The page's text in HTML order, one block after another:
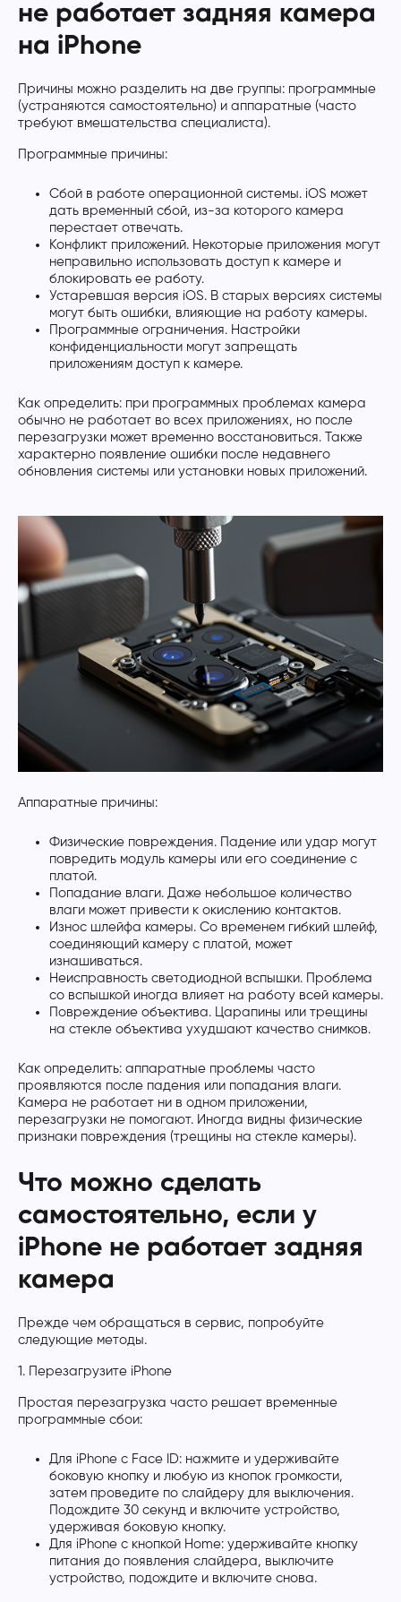
не работает задняя камера
на iPhone
Причины можно разделить на две группы: программные
(устраняются самостоятельно) и аппаратные (часто
требуют вмешательства специалиста).
Программные причины:
Сбой в работе операционной системы. iOS может
дать временный сбой, из-за которого камера
перестает отвечать.
Конфликт приложений. Некоторые приложения могут
неправильно использовать доступ к камере и
блокировать ее работу.
Устаревшая версия iOS. В старых версиях системы
могут быть ошибки, влияющие на работу камеры.
Программные ограничения. Настройки
конфиденциальности могут запрещать
приложениям доступ к камере.
Как определить: при программных проблемах камера
обычно не работает во всех приложениях, но после
перезагрузки может временно восстановиться. Также
характерно появление ошибки после недавнего
обновления системы или установки новых приложений.
Аппаратные причины:
Физические повреждения. Падение или удар могут
повредить модуль камеры или его соединение с
платой.
Попадание влаги. Даже небольшое количество
влаги может привести к окислению контактов.
Износ шлейфа камеры. Со временем гибкий шлейф,
соединяющий камеру с платой, может
изнашиваться.
Неисправность светодиодной вспышки. Проблема
со вспышкой иногда влияет на работу всей камеры.
Повреждение объектива. Царапины или трещины
на стекле объектива ухудшают качество снимков.
Как определить: аппаратные проблемы часто
проявляются после падения или попадания влаги.
Камера не работает ни в одном приложении,
перезагрузки не помогают. Иногда видны физические
признаки повреждения (трещины на стекле камеры).
Что можно сделать
самостоятельно, если у
iPhone не работает задняя
камера
Прежде чем обращаться в сервис, попробуйте
следующие методы.
1. Перезагрузите iPhone
Простая перезагрузка часто решает временные
программные сбои:
Для iPhone с Face ID: нажмите и удерживайте
боковую кнопку и любую из кнопок громкости,
затем проведите по слайдеру для выключения.
Подождите 30 секунд и включите устройство,
удерживая боковую кнопку.
Для iPhone с кнопкой Home: удерживайте кнопку
питания до появления слайдера, выключите
устройство, подождите и включите снова.